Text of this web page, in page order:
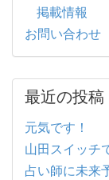
掲載情報
お問い合わせ
最近の投稿
元気です！
山田スイッチ
占い師に未来